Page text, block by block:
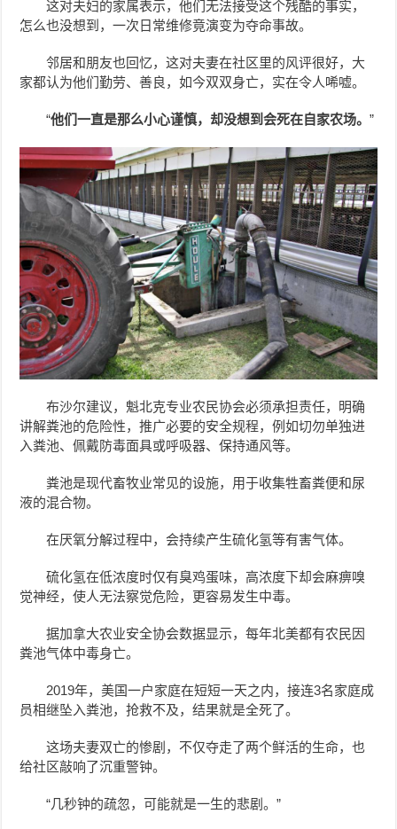
这对夫妇的家属表示，他们无法接受这个残酷的事实，
怎么也没想到，一次日常维修竟演变为夺命事故。
邻居和朋友也回忆，这对夫妻在社区里的风评很好，大
家都认为他们勤劳、善良，如今双双身亡，实在令人唏嘘。
“他们一直是那么小心谨慎，却没想到会死在自家农场。”
布沙尔建议，魁北克专业农民协会必须承担责任，明确
讲解粪池的危险性，推广必要的安全规程，例如切勿单独进
入粪池、佩戴防毒面具或呼吸器、保持通风等。
粪池是现代畜牧业常见的设施，用于收集牲畜粪便和尿
液的混合物。
在厌氧分解过程中，会持续产生硫化氢等有害气体。
硫化氢在低浓度时仅有臭鸡蛋味，高浓度下却会麻痹嗅
觉神经，使人无法察觉危险，更容易发生中毒。
据加拿大农业安全协会数据显示，每年北美都有农民因
粪池气体中毒身亡。
2019年，美国一户家庭在短短一天之内，接连3名家庭成
员相继坠入粪池，抢救不及，结果就是全死了。
这场夫妻双亡的惨剧，不仅夺走了两个鲜活的生命，也
给社区敲响了沉重警钟。
“几秒钟的疏忽，可能就是一生的悲剧。”